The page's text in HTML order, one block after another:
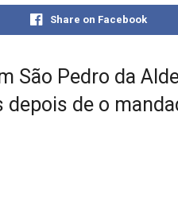
Share on Facebook
São Pedro da
depois de o